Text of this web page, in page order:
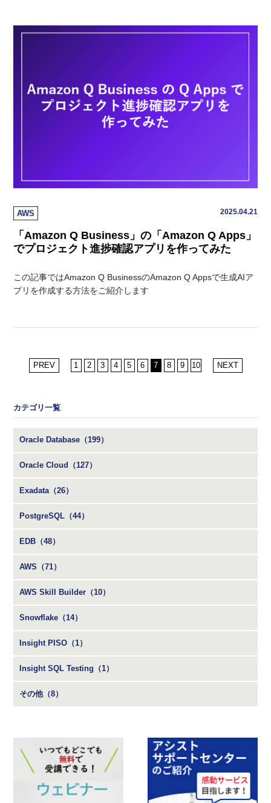
AWS 2025.04.21
「Amazon Q Business」の「Amazon Q Apps」
でプロジェクト進捗確認アプリを作ってみた
この記事ではAmazon Q BusinessのAmazon Q Appsで生成AIア
プリを作成する方法をご紹介します
PREV 1 2 3 4 5 6 7 8 9 10 NEXT
カテゴリ一覧
Oracle Database（199）
Oracle Cloud（127）
Exadata（26）
PostgreSQL（44）
EDB（48）
AWS（71）
AWS Skill Builder（10）
Snowflake（14）
Insight PISO（1）
Insight SQL Testing（1）
その他（8）